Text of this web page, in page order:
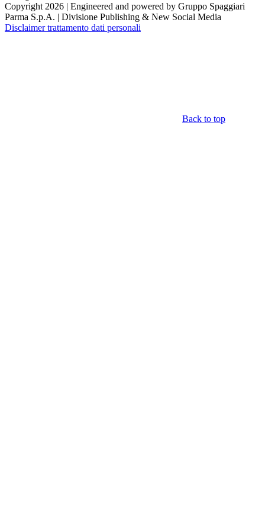
Copyright 2026 | Engineered and powered by Gruppo Spaggiari
Parma S.p.A. | Divisione Publishing & New Social Media
Disclaimer trattamento dati personali
Back to top